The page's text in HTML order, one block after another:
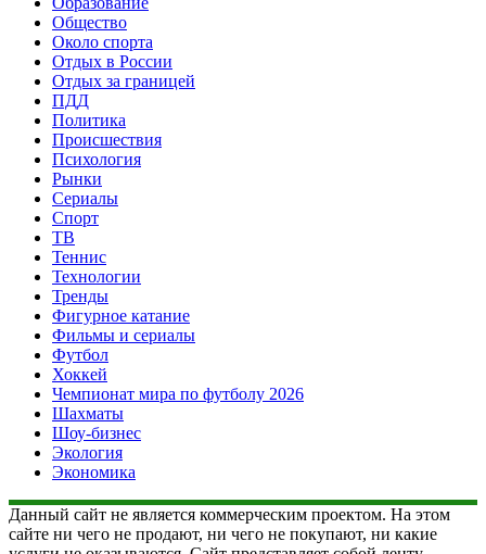
Общество
Около спорта
Отдых в России
Отдых за границей
ПДД
Политика
Происшествия
Психология
Рынки
Сериалы
Спорт
ТВ
Теннис
Технологии
Тренды
Фигурное катание
Фильмы и сериалы
Футбол
Хоккей
Чемпионат мира по футболу 2026
Шахматы
Шоу-бизнес
Экология
Экономика
Данный сайт не является коммерческим проектом. На этом
сайте ни чего не продают, ни чего не покупают, ни какие